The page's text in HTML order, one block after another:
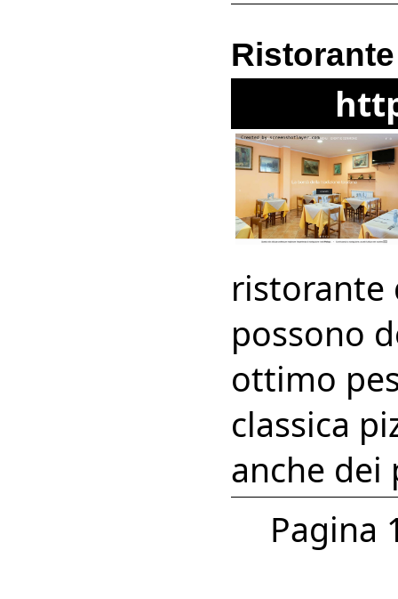
ristorante
possono
ottimo
classica
anche
Pagina